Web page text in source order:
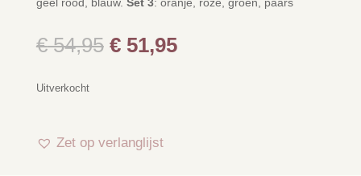
€54,95 Oorspronkelijke
€51,95Huidige
Uitverkocht
Zet op verlanglijst